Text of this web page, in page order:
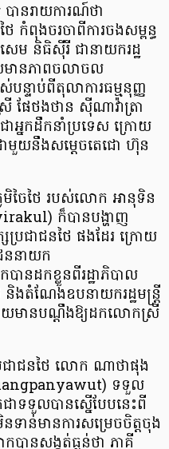
ានរាយការណ៍ថា
កំពុងចរចាពីការចងសម្ពន្ធ
េម និធិស៊ីរី ជានាយករដ្ឋ
មានភាពចលាចល
ទាប់ពីតុលាការធម្មនុញ្ញ
ផែថងថាន ស៊ីណាវ៉ាត្រា
អ្នកដឹកនាំប្រទេស ក្រោយ
ាមួយនឹងសម្តេចតេជោ ហ៊ុន
ចៃថៃ របស់លោក អានុទិន
ក៏បានបង្ហាញ
ប្រជាជនថៃ ផងដែរ ក្រោយ
ននាយក
ានដកខ្លួនពីរដ្ឋាភិបាល
តំណែងឧបនាយករដ្ឋមន្រ្តី
ោយមានបណ្តឹងឱ្យដកលោកស្រី
រជាជនថៃ លោក ណាថាផុង
ទទួល
ទទួលបានស្នើបែបនេះពី
ាន់មានការសម្រេចចិត្តចុង
នសង្កត់ធ្ងន់ថា ភាគី